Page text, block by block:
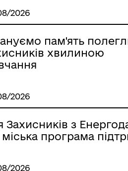
2026
пам'ять
хвилиною
2026
Захисників з
міська програма
2026